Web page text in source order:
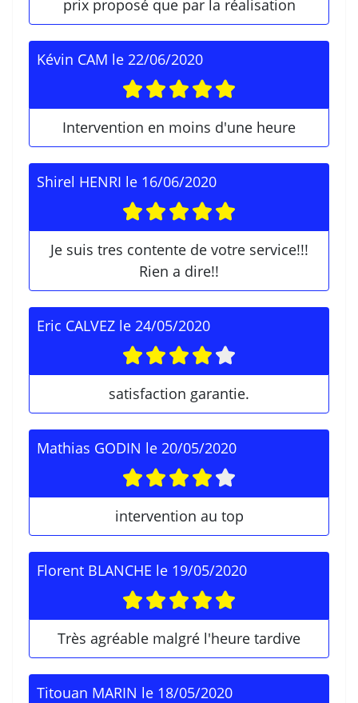
prix proposé que par la réalisation
Kévin CAM le 22/06/2020
Intervention en moins d'une heure
Shirel HENRI le 16/06/2020
Je suis tres contente de votre service!!!
Rien a dire!!
Eric CALVEZ le 24/05/2020
satisfaction garantie.
Mathias GODIN le 20/05/2020
intervention au top
Florent BLANCHE le 19/05/2020
Très agréable malgré l'heure tardive
Titouan MARIN le 18/05/2020